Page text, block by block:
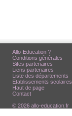
Allo-Education ?
Conditions générales
Sites partenaires
Liens partenaires
Liste des départements
Etablissements scolaires
Haut de page
Contact
© 2026 allo-education.fr